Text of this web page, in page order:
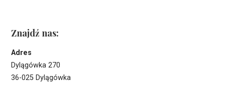
Znajdź nas:
Adres
Dylągówka 270
36-025 Dylągówka